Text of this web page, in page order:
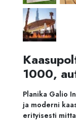
1000,
Planika Galio
ja moderni
erityisesti